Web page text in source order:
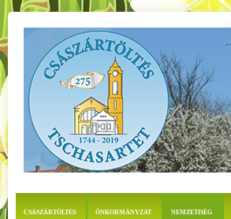
CSÁSZÁRTÖLTÉS ÖNKORMÁNYZAT NEMZETISÉG